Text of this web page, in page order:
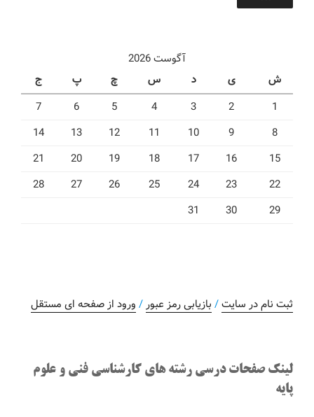
آگوست 2026
ش
ی د س چ پ
ج
1
2
3
4
5
6
7
8
9
10
11
12
13
14
15
16
17
18
19
20
21
22
23
24
25
26
27
28
29
30
31
ثبت نام در سایت/ بازیابی رمز عبور/ ورود از صفحه ای مستقل
لینک صفحات درسی رشته های کارشناسی فنی و علوم
پایه